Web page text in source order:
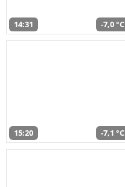
14:31 -7,0 °C
15:20 -7,1 °C